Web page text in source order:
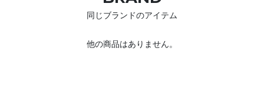
同じブランドのアイテム
他の商品はありません。